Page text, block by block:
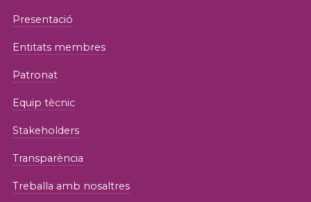
Presentació
Entitats membres
Patronat
Equip tècnic
Stakeholders
Transparència
Treballa amb nosaltres